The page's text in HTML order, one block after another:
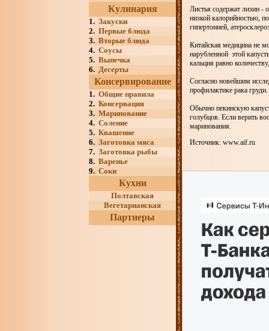
Кулинария
1. Закуски
2. Первые блюда
3. Вторые блюда
4. Соусы
5. Выпечка
6. Десерты
Консервирование
1. Общие правила
2. Консервация
3. Маринование
4. Соление
5. Квашение
6. Заготовка мяса
7. Заготовка рыбы
8. Варенье
9. Соки
Кухни
Полтавская
Вегетарианская
Партнеры
Листья содержат лизин -
низкой калорийностью,
гипертонией,
Китайская медицина не
нарубленной этой
кальция равно
Согласно новейшим
профилактике рака груди.
Обычно пекинскую
голубцов. Если верить
маринования.
Источник: www.aif.ru